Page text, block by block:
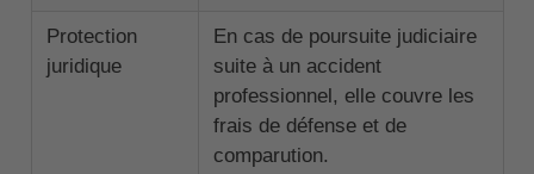
Protection
juridique
En cas de poursuite judiciaire
suite à un accident
professionnel, elle couvre les
frais de défense et de
comparution.